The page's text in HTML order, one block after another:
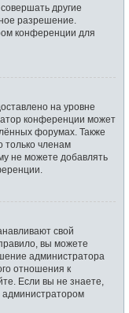
другие
разрешение.
конференции для
на уровне
конференции может
форумах. Также
только членам
не можете добавлять
свой
вы можете
администратора
отношения к
Если вы не знаете,
администратором